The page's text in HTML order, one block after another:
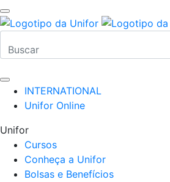
INTERNATIONAL
Unifor Online
Unifor
Cursos
Conheça a Unifor
Bolsas e Benefícios